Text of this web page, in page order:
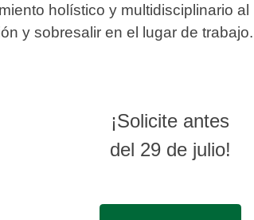
holístico y multidisciplinario al
y sobresalir en el lugar de trabajo.
¡Solicite antes
del 29 de julio!